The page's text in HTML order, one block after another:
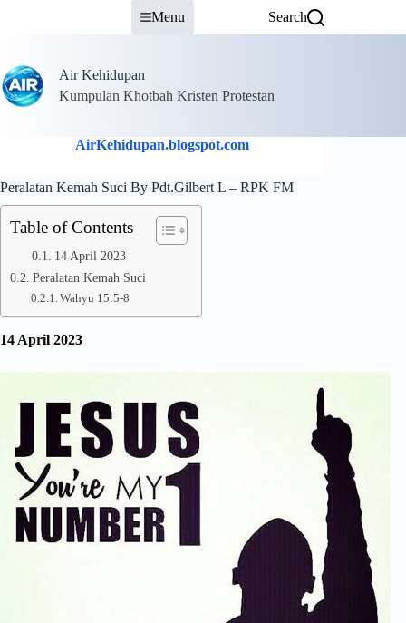
Menu Search
Air Kehidupan
Kumpulan Khotbah Kristen Protestan
AirKehidupan.blogspot.com
Peralatan Kemah Suci By Pdt.Gilbert L – RPK FM
Table of Contents
14 April 2023
Peralatan Kemah Suci
Wahyu 15:5-8
14 April 2023